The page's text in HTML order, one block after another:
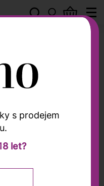
0,75l
s prodejem
let?